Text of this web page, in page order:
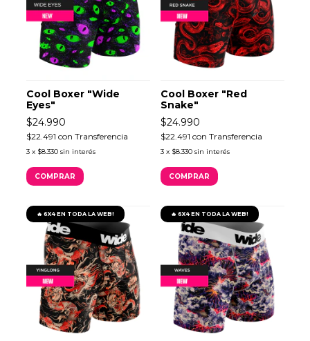
Cool Boxer "Wide
Eyes"
$24.990
$22.491 con Transferencia
3 x $8.330 sin interés
COMPRAR
Cool Boxer "Red
Snake"
$24.990
$22.491 con Transferencia
3 x $8.330 sin interés
COMPRAR
🔥 6X4 EN TODA LA WEB! 🔥 6X4 EN TODA LA WEB!